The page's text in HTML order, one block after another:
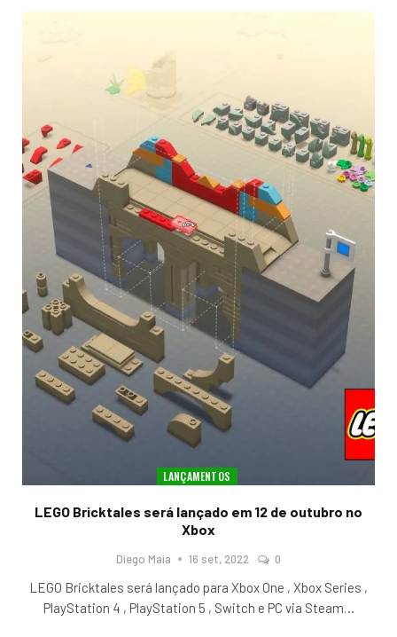
LANÇAMENTOS
LEGO Bricktales será lançado em 12 de outubro no
Xbox
Diego Maia 16 set, 2022 0
LEGO Bricktales será lançado para Xbox One , Xbox Series ,
PlayStation 4 , PlayStation 5 , Switch e PC via Steam